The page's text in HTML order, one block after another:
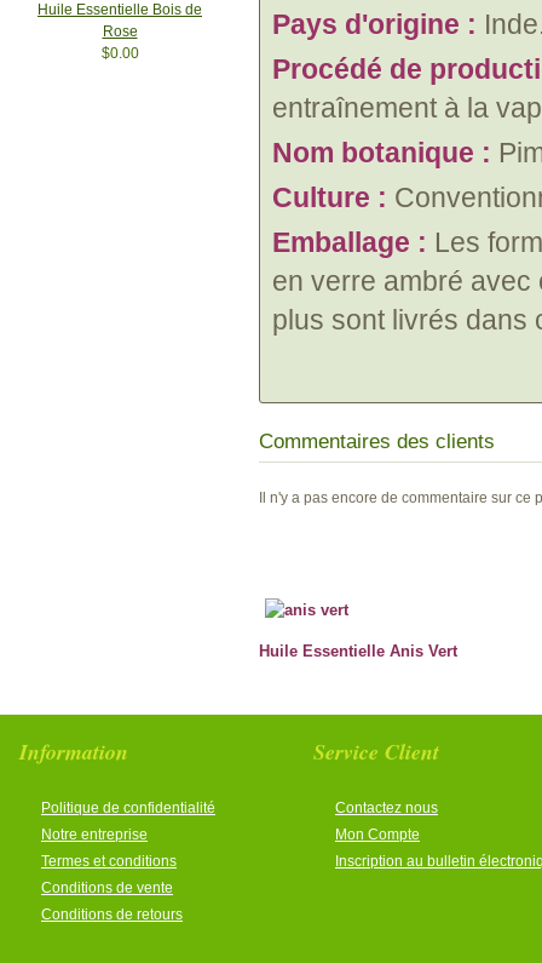
Huile Essentielle Bois de
Rose
$0.00
Pays d'origine :
Procédé de
entraînement à la
Nom botanique :
Culture :
Emballage : Les
en verre ambré avec
plus sont livrés dans
Commentaires des clients
Il n'y a pas encore de commentaire sur ce
Huile Essentielle Anis Vert
Information
Politique de confidentialité
Notre entreprise
Termes et conditions
Conditions de vente
Conditions de retours
Service Client
Contactez nous
Mon Compte
Inscription au bulletin